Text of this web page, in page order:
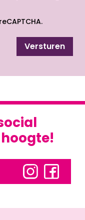
Versturen